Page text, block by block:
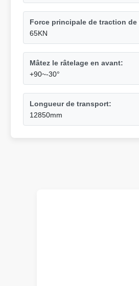
Force principale de traction de
65KN
Mâtez le râtelage en avant:
+90~-30°
Longueur de transport:
12850mm